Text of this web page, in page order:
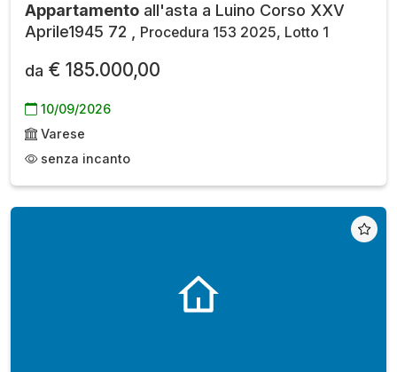
Appartamento all'asta a Luino Corso XXV
Aprile1945 72 ,
Procedura 153 2025, Lotto 1
da € 185.000,00
10/09/2026
Varese
senza incanto